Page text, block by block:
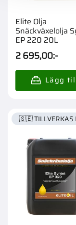
Elite Olja
Snäckväxelolja
EP 220 20L
2 695,00:-
🇸🇪 TILLVERKAS I